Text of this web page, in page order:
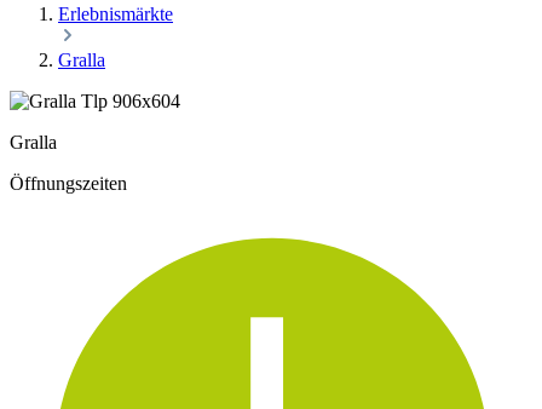
Erlebnismärkte
Gralla
Gralla
Öffnungszeiten